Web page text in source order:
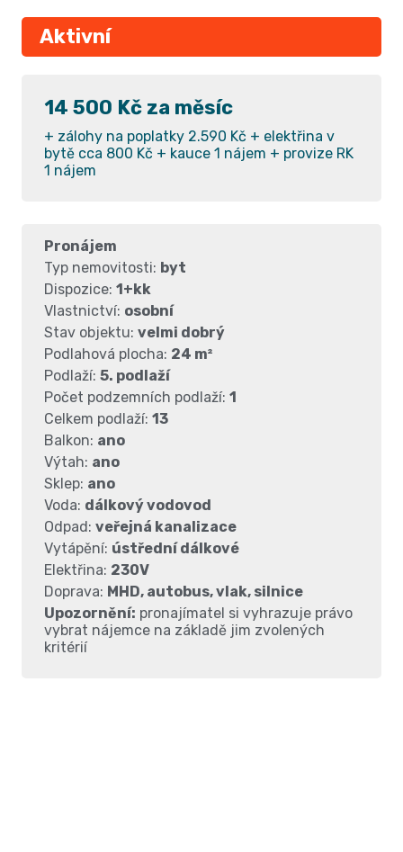
Aktivní
14 500 Kč za měsíc
+ zálohy na poplatky 2.590 Kč + elektřina v
bytě cca 800 Kč + kauce 1 nájem + provize RK
1 nájem
Pronájem
Typ nemovitosti: byt
Dispozice: 1+kk
Vlastnictví: osobní
Stav objektu: velmi dobrý
Podlahová plocha: 24 m²
Podlaží: 5. podlaží
Počet podzemních podlaží: 1
Celkem podlaží: 13
Balkon: ano
Výtah: ano
Sklep: ano
Voda: dálkový vodovod
Odpad: veřejná kanalizace
Vytápění: ústřední dálkové
Elektřina: 230V
Doprava: MHD, autobus, vlak, silnice
Upozornění: pronajímatel si vyhrazuje právo
vybrat nájemce na základě jim zvolených
kritérií